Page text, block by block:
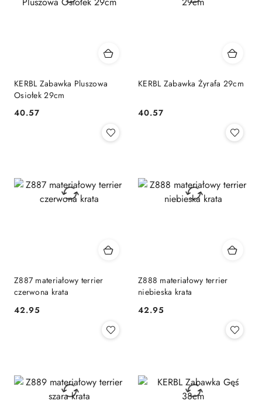
KERBL Zabawka Pluszowa
Osiołek 29cm
Cena:
40.57
KERBL Zabawka Żyrafa 29cm
Cena:
40.57
Z887 materiałowy terrier
czerwona krata
Cena:
42.95
Z888 materiałowy terrier
niebieska krata
Cena:
42.95